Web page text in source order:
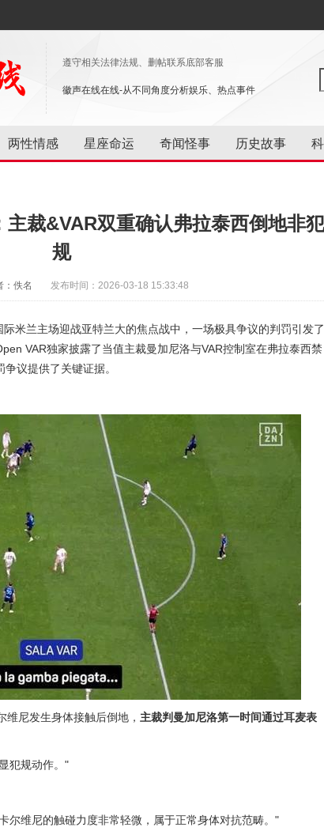
遵守相关法律法规、删帖联系底部客服
徽声在线在线-从不同角度分析娱乐、热点事件
两性情感 星座命运 奇闻怪事 历史故事
裁&VAR双重确认弗拉泰西倒地非犯
规
：佚名 发布时间：2026-03-18 15:33:48
米兰主场迎战亚特兰大的焦点战中，一场极具争议的判罚引发了
VAR独家披露了当值主裁曼加尼洛与VAR控制室在弗拉泰西禁
议提供了关键证据。
尼发生身体接触后倒地， 主裁判曼加尼洛第一时间通过耳麦表
犯规动作。"
尔维尼的触碰力度非常轻微，属于正常身体对抗范畴。"